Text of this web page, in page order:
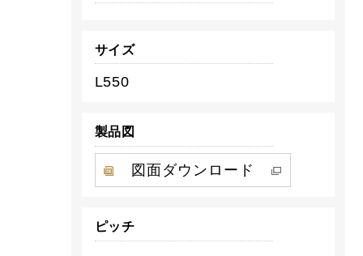
サイズ
L550
製品図
図面ダウンロード
ピッチ